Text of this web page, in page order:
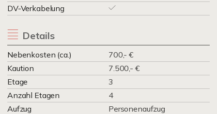
DV-Verkabelung
Details
Nebenkosten (ca.)
700,- €
Kaution
7.500,- €
Etage
3
Anzahl Etagen
4
Aufzug
Personenaufzug